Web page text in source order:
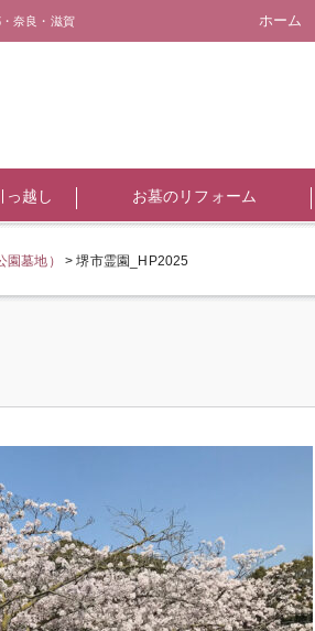
奈良・滋賀 ホーム
っ越し お墓のリフォーム
墓地） >堺市霊園_HP2025